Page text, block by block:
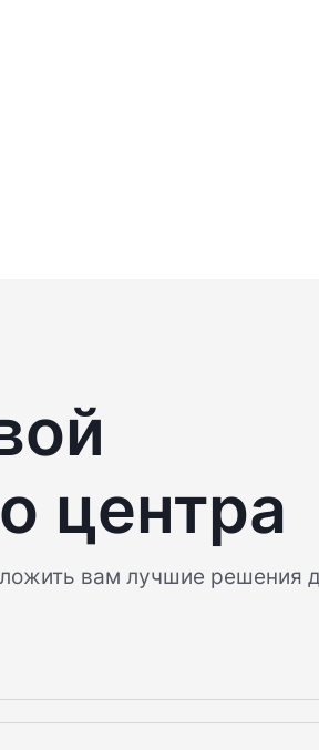
центра
вам лучшие решения